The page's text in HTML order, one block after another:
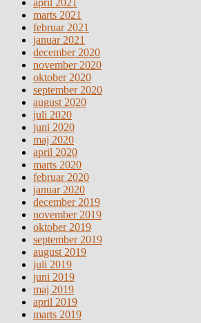
marts 2021
februar 2021
januar 2021
december 2020
november 2020
oktober 2020
september 2020
august 2020
juli 2020
juni 2020
maj 2020
april 2020
marts 2020
februar 2020
januar 2020
december 2019
november 2019
oktober 2019
september 2019
august 2019
juli 2019
juni 2019
maj 2019
april 2019
marts 2019